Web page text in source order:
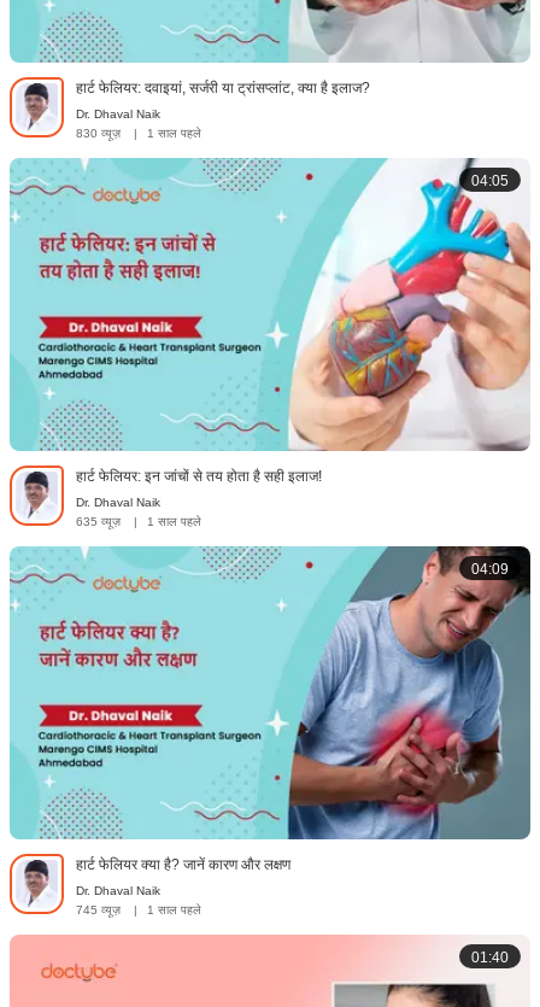
हार्ट फेलियर: दवाइयां, सर्जरी या ट्रांसप्लांट, क्या है इलाज?
Dr. Dhaval Naik
830 व्यूज़
| 1 साल पहले
04:05
हार्ट फेलियर: इन जांचों से तय होता है सही इलाज!
Dr. Dhaval Naik
635 व्यूज़
| 1 साल पहले
04:09
हार्ट फेलियर क्या है? जानें कारण और लक्षण
Dr. Dhaval Naik
745 व्यूज़
| 1 साल पहले
01:40